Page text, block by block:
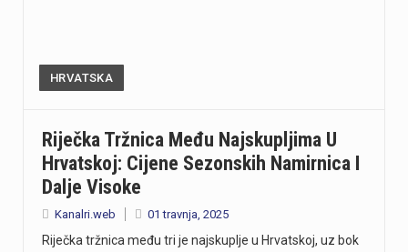
HRVATSKA
Riječka Tržnica Među Najskupljima U
Hrvatskoj: Cijene Sezonskih Namirnica I
Dalje Visoke
Kanalri.web 01 travnja, 2025
Riječka tržnica među tri je najskuplje u Hrvatskoj, uz bok